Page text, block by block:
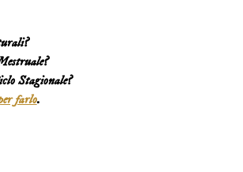
Stagionale?
farlo.